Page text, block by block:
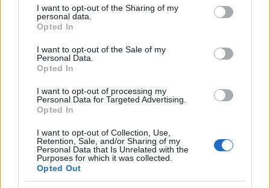
not limited to your visit or usage behaviour. You may click to
grant or deny consent to Google and its third-party tags to
use your data for below specified purposes in below Google
consent section.
I want to opt-out of the Sharing of my
personal data.
Opted In
I want to opt-out of the Sale of my
Personal Data.
Opted In
I want to opt-out of processing my
Personal Data for Targeted Advertising.
Opted In
I want to opt-out of Collection, Use,
Retention, Sale, and/or Sharing of my
Personal Data that Is Unrelated with the
Purposes for which it was collected.
Opted Out
promuovere giovani designer; è editorialista
moda che cura rubriche su artigianato e
bozze di pattern e appunti presi nelle sartorie
di via Toledo.